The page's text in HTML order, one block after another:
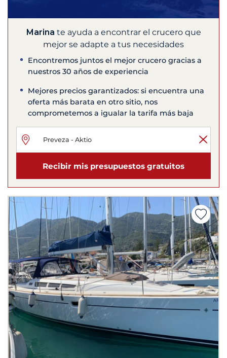
Marina te ayuda a encontrar el crucero que
mejor se adapte a tus necesidades
Encontremos juntos el mejor crucero gracias a
nuestros 30 años de experiencia
Mejores precios garantizados: si encuentra una
oferta más barata en otro sitio, nos
comprometemos a igualar la tarifa más baja
Recibir mis presupuestos gratuitos